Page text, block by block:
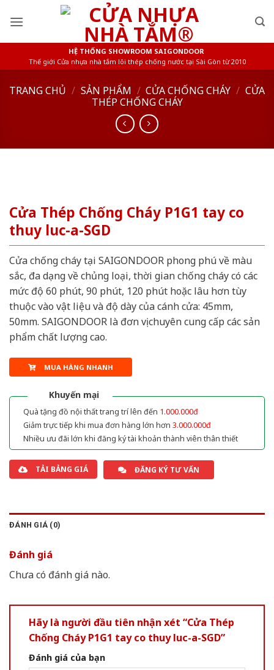
HỆ THỐNG SHOWROOM SAIGONDOOR
Thế giới Cửa nhựa nhà tắm lõi thép chống nước tại Sài Gòn từ 2010
TRANG CHỦ / SẢN PHẨM / CỬA CHỐNG CHÁY / CỬA
THÉP CHỐNG CHÁY
Cửa Thép Chống Cháy P1G1 tay co
thuy luc-a-SGD
Cửa chống cháy tại SAIGONDOOR phong phú về màu
sắc, đa dạng về chủng loại, thời gian chống cháy có các
mức độ 60 phút, 90 phút, 120 phút hoặc lâu hơn tùy
thuộc vào vật liệu và độ dày của cánh cửa: 45mm,
50mm. SAIGONDOOR là đơn vị chuyên cung cấp các sản
phẩm chất lượng cao.
MUA HÀNG NHANH
Khuyến mại
Quà tặng đồ nội thất trang trí lên đến 1.000.000đ
Giảm trực tiếp khi mua đơn hàng lớn hơn 3.000.000đ
Nhiều ưu đãi lớn khi đăng ký tài khoản thành viên thân thiết
TẢI BẢNG GIÁ ĐĂNG KÝ TƯ VẤN
ĐÁNH GIÁ (0)
Đánh giá
Chưa có đánh giá nào.
Hãy là người đầu tiên nhận xét “Cửa Thép
Chống Cháy P1G1 tay co thuy luc-a-SGD”
Đánh giá của bạn